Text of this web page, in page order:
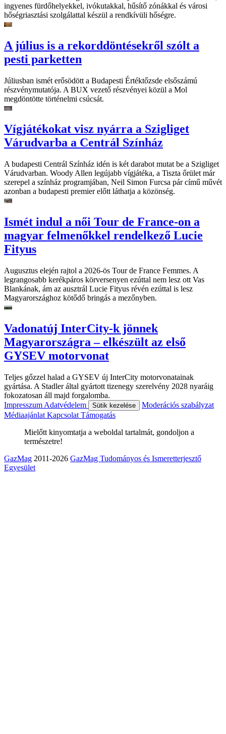
ingyenes fürdőhelyekkel, ivókutakkal, hűsítő zónákkal és városi
hőségriasztási szolgálattal készül a rendkívüli hőségre.
A július is a rekorddöntésekről szólt a
pesti parketten
Júliusban ismét erősödött a Budapesti Értéktőzsde elsőszámú
részvénymutatója. A BUX vezető részvényei közül a Mol
megdöntötte történelmi csúcsát.
Vígjátékokat visz nyárra a Szigliget
Várudvarba a Centrál Színház
A budapesti Centrál Színház idén is két darabot mutat be a Szigliget
Várudvarban. Woody Allen legújabb vígjátéka, a Tiszta őrület már
szerepel a színház programjában, Neil Simon Furcsa pár című művét
azonban a budapesti premier előtt láthatja a közönség.
Ismét indul a női Tour de France-on a
magyar felmenőkkel rendelkező Lucie
Fityus
Augusztus elején rajtol a 2026-ös Tour de France Femmes. A
legrangosabb kerékpáros körversenyen ezúttal nem lesz ott Vas
Blankának, ám az ausztrál Lucie Fityus révén ezúttal is lesz
Magyarországhoz kötődő bringás a mezőnyben.
Vadonatúj InterCity-k jönnek
Magyarországra – elkészült az első
GYSEV motorvonat
Teljes gőzzel halad a GYSEV új InterCity motorvonatainak
gyártása. A Stadler által gyártott tizenegy szerelvény 2028 nyaráig
fokozatosan áll majd forgalomba.
Impresszum Adatvédelem Sütik kezelése
Moderációs szabályzat
Médiaajánlat Kapcsolat Támogatás
Mielőtt kinyomtatja a weboldal tartalmát, gondoljon a
természetre!
GazMag 2011-2026 GazMag Tudományos és Ismeretterjesztő
Egyesület